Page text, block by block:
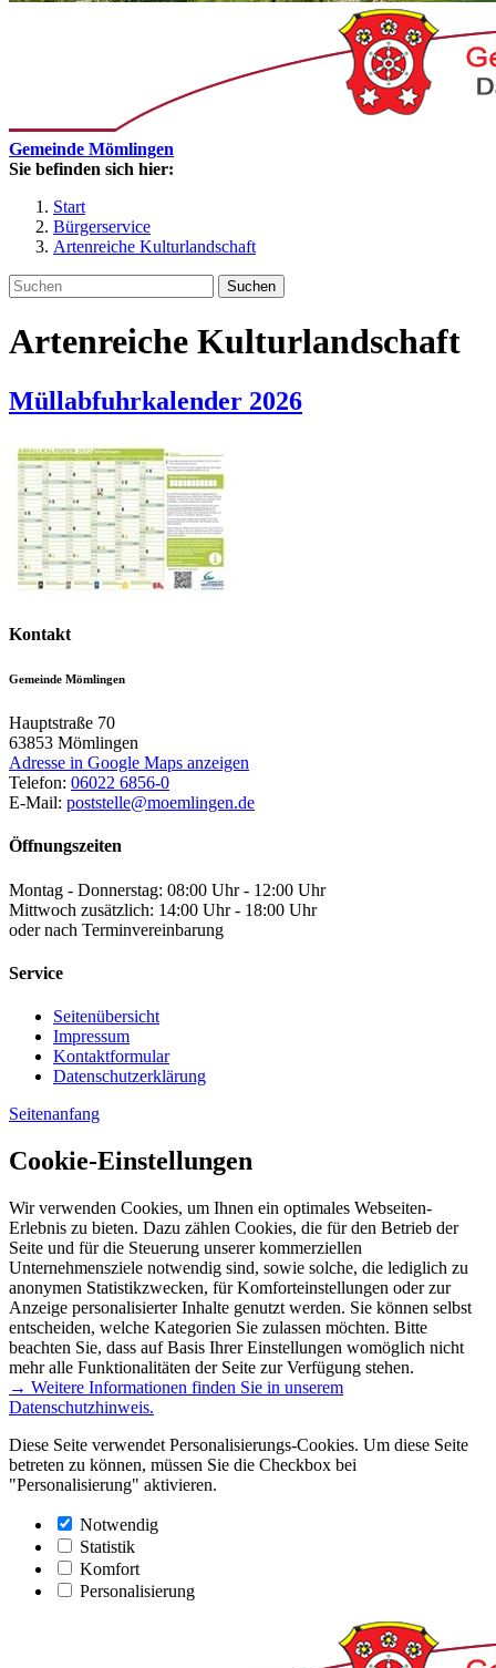
Gemeinde Mömlingen
Sie befinden sich hier:
Start
Bürgerservice
Artenreiche Kulturlandschaft
Suchen
Artenreiche Kulturlandschaft
Müllabfuhrkalender 2026
Kontakt
Gemeinde Mömlingen
Hauptstraße 70
63853 Mömlingen
Adresse in Google Maps anzeigen
Telefon: 06022 6856-0
E-Mail: poststelle@moemlingen.de
Öffnungszeiten
Montag - Donnerstag: 08:00 Uhr - 12:00 Uhr
Mittwoch zusätzlich: 14:00 Uhr - 18:00 Uhr
oder nach Terminvereinbarung
Service
Seitenübersicht
Impressum
Kontaktformular
Datenschutzerklärung
Seitenanfang
Cookie-Einstellungen
Wir verwenden Cookies, um Ihnen ein optimales Webseiten-
Erlebnis zu bieten. Dazu zählen Cookies, die für den Betrieb der
Seite und für die Steuerung unserer kommerziellen
Unternehmensziele notwendig sind, sowie solche, die lediglich zu
anonymen Statistikzwecken, für Komforteinstellungen oder zur
Anzeige personalisierter Inhalte genutzt werden. Sie können selbst
entscheiden, welche Kategorien Sie zulassen möchten. Bitte
beachten Sie, dass auf Basis Ihrer Einstellungen womöglich nicht
mehr alle Funktionalitäten der Seite zur Verfügung stehen.
→ Weitere Informationen finden Sie in unserem
Datenschutzhinweis.
Diese Seite verwendet Personalisierungs-Cookies. Um diese Seite
betreten zu können, müssen Sie die Checkbox bei
"Personalisierung" aktivieren.
Notwendig
Statistik
Komfort
Personalisierung